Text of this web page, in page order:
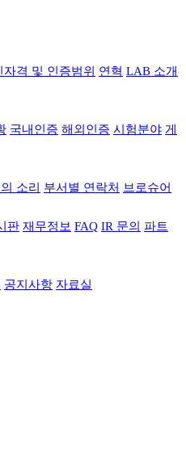
자격 및 인증범위 연혁 LAB 소개
국내인증 해외인증 시험분야 게
소리 부서별 연락처 브로슈어
판 재무정보 FAQ IR 문의 파트
공지사항 자료실